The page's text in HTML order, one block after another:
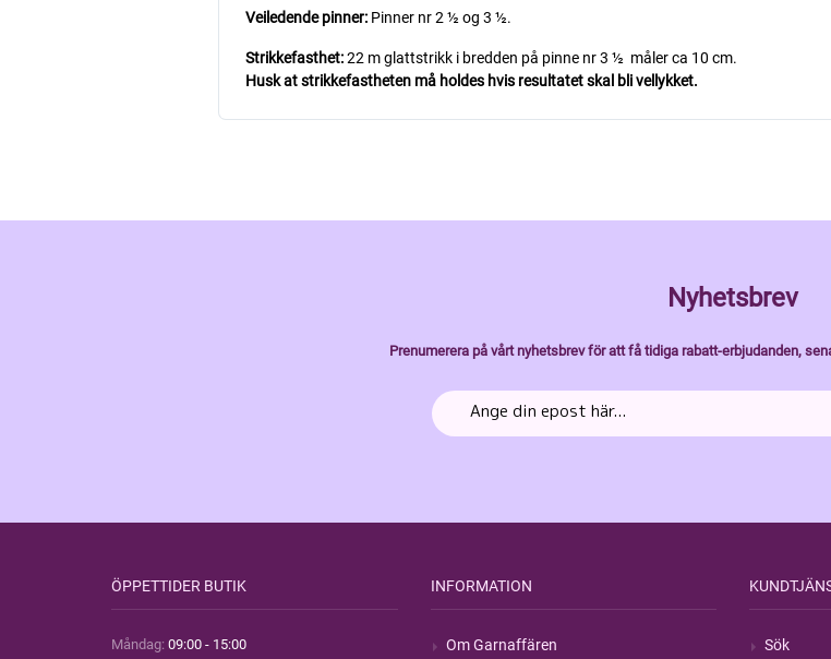
Veiledende pinner:Pinner nr 2 ½ og 3 ½.
Strikkefasthet:22 m glattstrikk i bredden på pinne nr 3 ½ måler ca 10 cm.
Husk at strikkefastheten må holdes hvis resultatet skal bli vellykket.
Nyhetsbrev
Prenumerera på vårt nyhetsbrev för att få tidiga rabatt-erbjudanden,
ÖPPETTIDER BUTIK
Måndag: 09:00 - 15:00
INFORMATION
Om Garnaffären
Sök